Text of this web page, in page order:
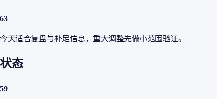
63
今天适合复盘与补足信息，重大调整先做小范围验证。
状态
59